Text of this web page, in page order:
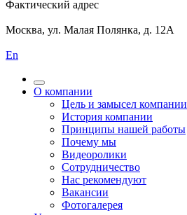
Фактический адрес
Москва, ул. Малая Полянка, д. 12А
En
О компании
Цель и замысел компании
История компании
Принципы нашей работы
Почему мы
Видеоролики
Сотрудничество
Нас рекомендуют
Вакансии
Фотогалерея